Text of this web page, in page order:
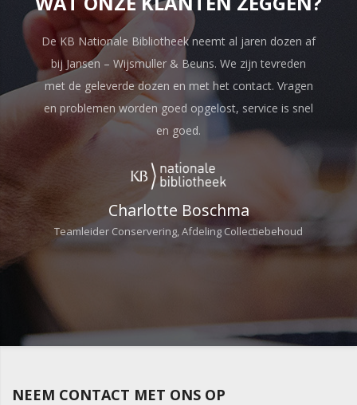
De KB Nationale Bibliotheek neemt al jaren dozen af
bij Jansen – Wijsmuller & Beuns. We zijn tevreden
met de geleverde dozen en met het contact. Vragen
en problemen worden goed opgelost, service is snel
en goed.
Charlotte Boschma
Teamleider Conservering, Afdeling Collectiebehoud
NEEM CONTACT MET ONS OP